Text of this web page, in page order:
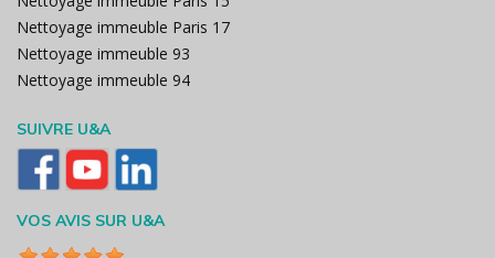
Nettoyage immeuble Paris 17
Nettoyage immeuble 93
Nettoyage immeuble 94
SUIVRE U&A
VOS AVIS SUR U&A